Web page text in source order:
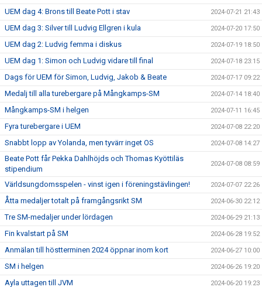
UEM dag 4: Brons till Beate Pott i stav 2024-07-21 21:43
UEM dag 3: Silver till Ludvig Ellgren i kula 2024-07-20 17:50
UEM dag 2: Ludvig femma i diskus 2024-07-19 18:50
UEM dag 1: Simon och Ludvig vidare till final 2024-07-18 23:15
Dags för UEM för Simon, Ludvig, Jakob & Beate 2024-07-17 09:22
Medalj till alla turebergare på Mångkamps-SM 2024-07-14 18:40
Mångkamps-SM i helgen 2024-07-11 16:45
Fyra turebergare i UEM 2024-07-08 22:20
Snabbt lopp av Yolanda, men tyvärr inget OS 2024-07-08 14:27
Beate Pott får Pekka Dahlhöjds och Thomas Kyöttiläs
stipendium
2024-07-08 08:59
Världsungdomsspelen - vinst igen i föreningstävlingen! 2024-07-07 22:26
Åtta medaljer totalt på framgångsrikt SM 2024-06-30 22:12
Tre SM-medaljer under lördagen 2024-06-29 21:13
Fin kvalstart på SM 2024-06-28 19:52
Anmälan till höstterminen 2024 öppnar inom kort 2024-06-27 10:00
SM i helgen 2024-06-26 19:20
Ayla uttagen till JVM 2024-06-20 19:23